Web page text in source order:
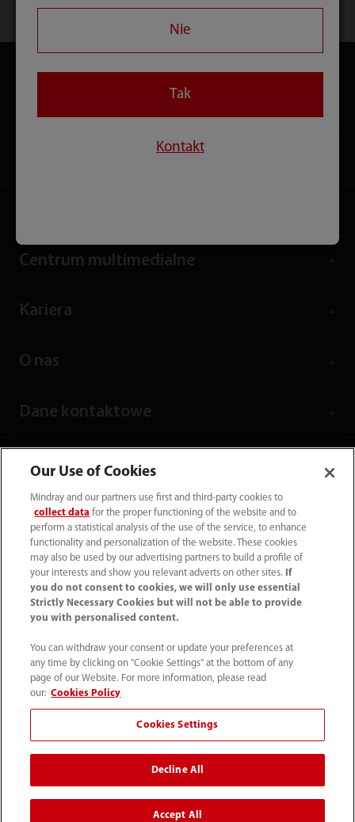
Centrum multimedialne
Kariera
O nas
Dane kontaktowe
(22) 463 80 80
info-pl@mindray.com
Warunki korzystania z serwisu
Informacja o plikach cookie
© 2026 Shenzhen Mindray Bio-Medical Electronics Co.,
Ltd. Wszelkie prawa zastrzeżone
Nie
Tak
Kontakt
Our Use of Cookies
Mindray and our partners use first and third-party cookies to
collect data for the proper functioning of the website and to
perform a statistical analysis of the use of the service, to enhance
functionality and personalization of the website. These cookies
may also be used by our advertising partners to build a profile of
your interests and show you relevant adverts on other sites.
If
you do not consent to cookies, we will only use essential
Strictly Necessary Cookies but will not be able to provide
you with personalised content.
You can withdraw your consent or update your preferences at
any time by clicking on "Cookie Settings" at the bottom of any
page of our Website. For more information, please read
our: Cookies Policy
Cookies Settings
Decline All
Accept All